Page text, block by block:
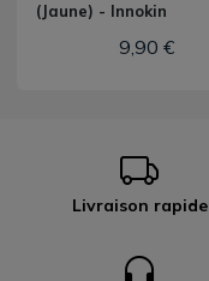
(Jaune) - Innokin
9,90 €
Livraison rapide